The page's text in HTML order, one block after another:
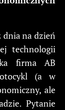
dnia na dzień
technologii
firma AB
(a w
ale
Pytanie